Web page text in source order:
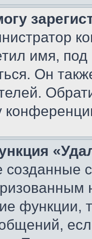
имя,
Он
созданные
функции,